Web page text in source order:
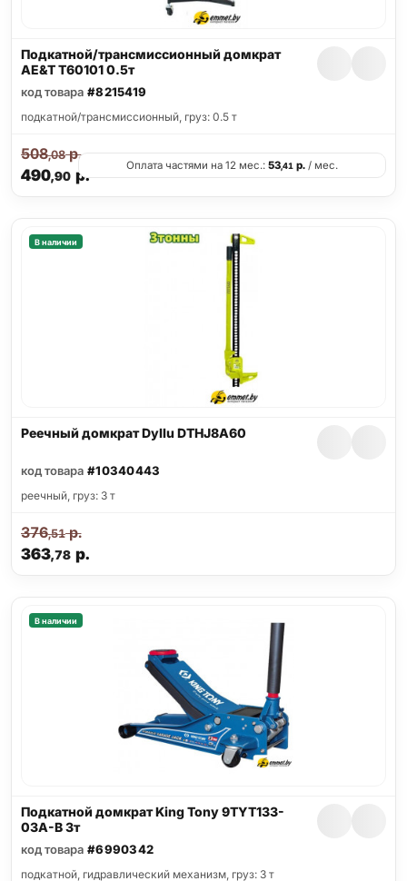
Подкатной/трансмиссионный домкрат
AE&T T60101 0.5т
код товара #8215419
подкатной/трансмиссионный, груз: 0.5 т
490,90р.
508,08р.
Оплата частями на 12 мес.: 53,41 р. / мес.
В наличии
Реечный домкрат Dyllu DTHJ8A60
код товара #10340443
реечный, груз: 3 т
363,78р.
376,51р.
В наличии
Подкатной домкрат King Tony 9TYT133-
03A-B 3т
код товара #6990342
подкатной, гидравлический механизм, груз: 3 т